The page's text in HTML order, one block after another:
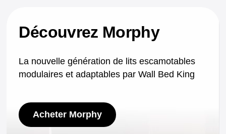
Découvrez Morphy
La nouvelle génération de lits escamotables
modulaires et adaptables par Wall Bed King
Acheter Morphy